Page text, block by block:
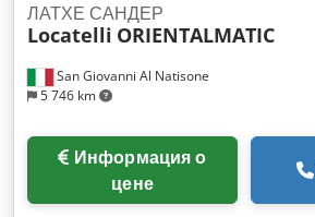
San Giovanni Al Natisone
5 746 km
ЛАТХЕ САНДЕР
Locatelli ORIENTALMATIC
цене